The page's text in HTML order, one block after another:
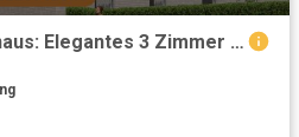
70% verkauft: Hoch hinaus: Elegantes 3 Zimmer Penthouse, KfW55 mit großer Dachterrasse, Hattersheim